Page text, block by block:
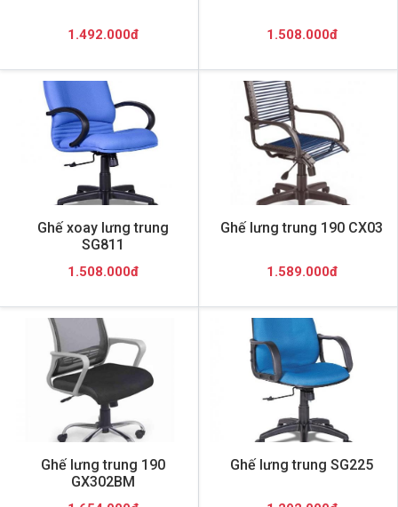
1.492.000đ 1.508.000đ
Ghế xoay lưng trung
SG811
1.508.000đ
Ghế lưng trung 190 CX03
1.589.000đ
Ghế lưng trung 190
GX302BM
Ghế lưng trung SG225